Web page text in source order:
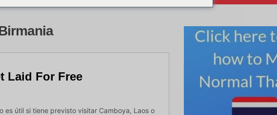
Laid For Free
es útil si tiene previsto visitar Camboya, Laos o